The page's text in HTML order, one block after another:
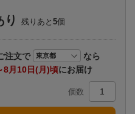
楽天チケット
エンタメニュース
推し楽
り 残りあと 5個
注文で
なら
8月10日(月)頃にお届け
個数